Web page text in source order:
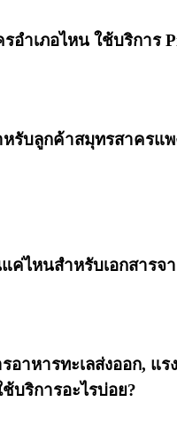
อำเภอไหน ใช้บริการ
รับลูกค้าสมุทรสาครแพ
ค่ไหนสำหรับเอกสารจ
อาหารทะเลส่งออก, แร
บริการอะไรบ่อย?